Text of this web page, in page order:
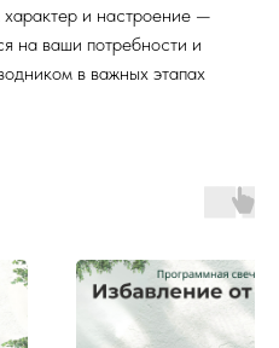
характер и настроение —
на ваши потребности и
в важных этапах